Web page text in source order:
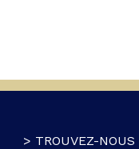
> TROUVEZ-NOUS